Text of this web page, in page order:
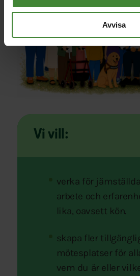
Avvisa
Vi vill:
verka för
arbete och
lika, oavsett kön.
skapa fler
mötesplatser för
vem du är eller